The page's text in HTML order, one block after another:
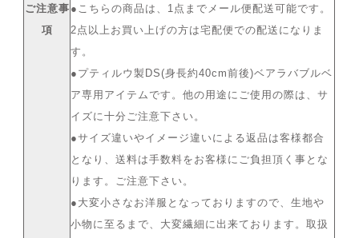
ご注意事
項
●こちらの商品は、1点までメール便配送可能です。
2点以上お買い上げの方は宅配便での配送になりま
す。
●プティルウ製DS(身長約40cm前後)ベアラバブルベ
ア専用アイテムです。他の用途にご使用の際は、サ
イズに十分ご注意下さい。
●サイズ違いやイメージ違いによる返品は客様都合
となり、送料は手数料をお客様にご負担頂く事とな
ります。ご注意下さい。
●大変小さなお洋服となっておりますので、生地や
小物に至るまで、大変繊細に出来ております。取扱